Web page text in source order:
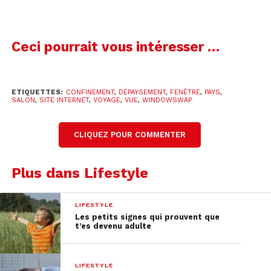
On espère que les travaux ont avancé depuis le
temps… Avec
petit bout de vie d’un.e inconnu.e. On peut
entendre des animaux, la radio, le trafic ou même
Ceci pourrait vous intéresser …
ETIQUETTES: CONFINEMENT, DÉPAYSEMENT, FENÊTRE, PAYS,
SALON, SITE INTERNET, VOYAGE, VUE, WINDOWSWAP
CLIQUEZ POUR COMMENTER
Plus dans Lifestyle
LIFESTYLE
Les petits signes qui prouvent que
t’es devenu adulte
LIFESTYLE